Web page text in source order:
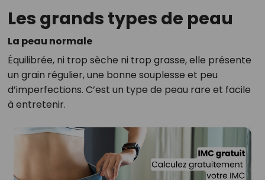
Les grands types de peau
La peau normale
Équilibrée, ni trop sèche ni trop grasse, elle présente
un grain régulier, une bonne souplesse et peu
d’imperfections. C’est un type de peau rare et facile
à entretenir.